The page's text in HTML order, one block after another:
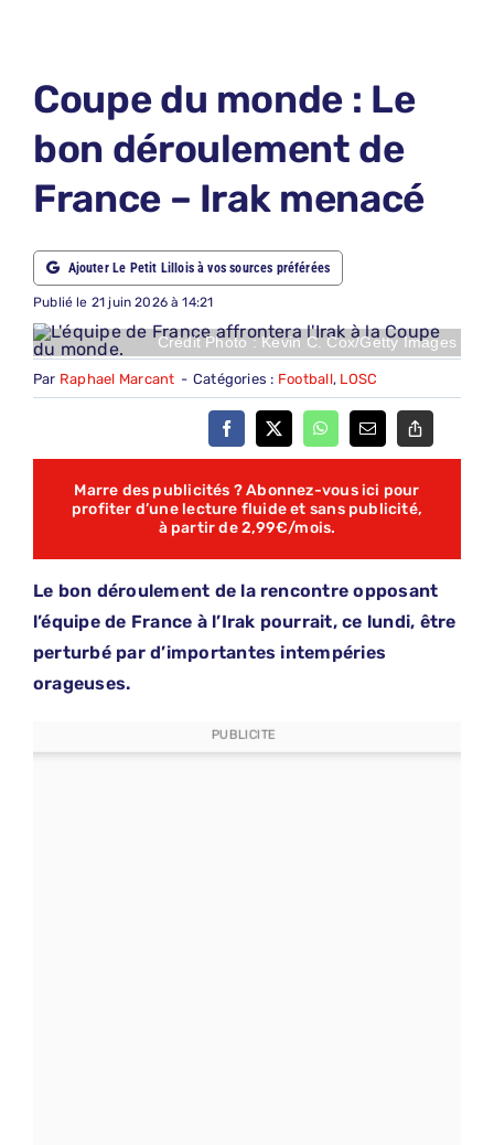
ABONNEMENTS
NOUS CONTACTER
NOUS SUIVRE
Coupe du monde : Le
bon déroulement de
France – Irak menacé
Ajouter Le Petit Lillois à vos sources préférées
Publié le 21 juin 2026 à 14:21
Crédit Photo : Kevin C. Cox/Getty Images
Par Raphael Marcant - Catégories : Football, LOSC
Marre des publicités ? Abonnez-vous ici pour
profiter d’une lecture fluide et sans publicité,
à partir de 2,99€/mois.
Le bon déroulement de la rencontre opposant
l’équipe de France à l’Irak pourrait, ce lundi, être
perturbé par d’importantes intempéries
orageuses.
PUBLICITE